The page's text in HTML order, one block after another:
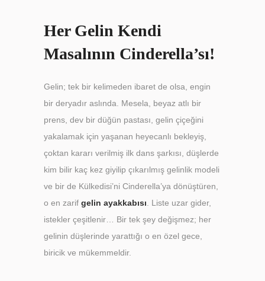
Her Gelin Kendi
Masalının Cinderella’sı!
Gelin; tek bir kelimeden ibaret de olsa, engin
bir deryadır aslında. Mesela, beyaz atlı bir
prens, dev bir düğün pastası, gelin çiçeğini
yakalamak için yaşanan heyecanlı bekleyiş,
çoktan kararı verilmiş ilk dans şarkısı, düşlerde
kim bilir kaç kez giyilip çıkarılmış gelinlik modeli
ve bir de Külkedisi’ni Cinderella’ya dönüştüren,
o en zarif gelin ayakkabısı . Liste uzar gider,
istekler çeşitlenir… Bir tek şey değişmez; her
gelinin düşlerinde yarattığı o en özel gece,
biricik ve mükemmeldir.